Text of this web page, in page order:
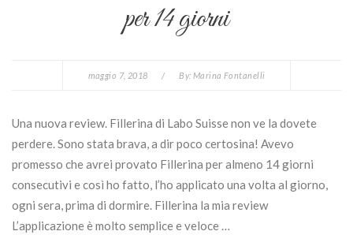
per 14 giorni
maggio 7, 2018 / By: Marina Fontanelli
Una nuova review. Fillerina di Labo Suisse non ve la dovete
perdere. Sono stata brava, a dir poco certosina! Avevo
promesso che avrei provato Fillerina per almeno 14 giorni
consecutivi e così ho fatto, l’ho applicato una volta al giorno,
ogni sera, prima di dormire. Fillerina la mia review
L’applicazione è molto semplice e veloce …